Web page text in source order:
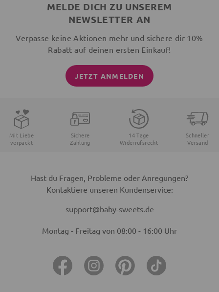
MELDE DICH ZU UNSEREM
NEWSLETTER AN
Verpasse keine Aktionen mehr und sichere dir 10%
Rabatt auf deinen ersten Einkauf!
JETZT ANMELDEN
Mit Liebe
verpackt
Sichere
Zahlung
14 Tage
Widerrufsrecht
Schneller
Versand
Hast du Fragen, Probleme oder Anregungen?
Kontaktiere unseren Kundenservice:
support@baby-sweets.de
Montag - Freitag von 08:00 - 16:00 Uhr